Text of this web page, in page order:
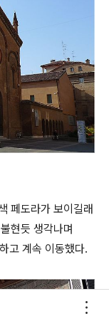
페도라가 보이길래
현듯 생각나며
고 계속 이동했다.